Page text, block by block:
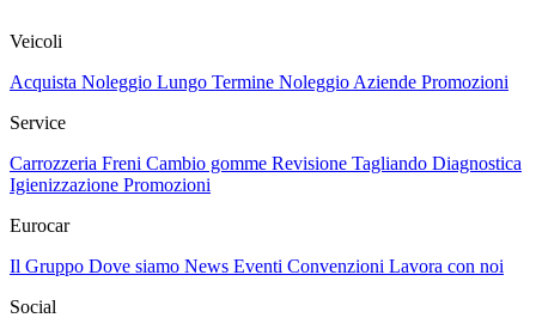
Veicoli
Acquista Noleggio Lungo Termine Noleggio Aziende Promozioni
Service
Carrozzeria Freni Cambio gomme Revisione Tagliando Diagnostica
Igienizzazione Promozioni
Eurocar
Il Gruppo Dove siamo News Eventi Convenzioni Lavora con noi
Social